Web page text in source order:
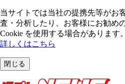
当サイトでは当社の提携先等がお
査・分析したり、お客様にお勧め
Cookie を使⽤する場合があります。
詳しくはこちら
閉じる